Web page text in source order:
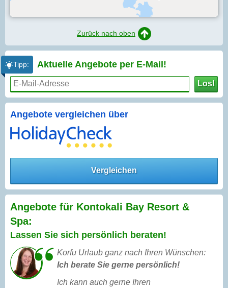
Zurück nach oben
Tipp: Aktuelle Angebote per E-Mail!
Los!
Angebote vergleichen über
Vergleichen
Angebote für Kontokali Bay Resort &
Spa:
Lassen Sie sich persönlich beraten!
Korfu Urlaub ganz nach Ihren Wünschen:
Ich berate Sie gerne persönlich!
Ich kann auch gerne Ihren